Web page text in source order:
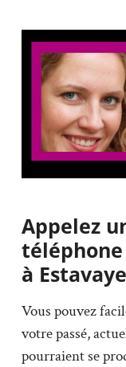
Appelez
à
Vous pouvez
votre passé,
pourraient se